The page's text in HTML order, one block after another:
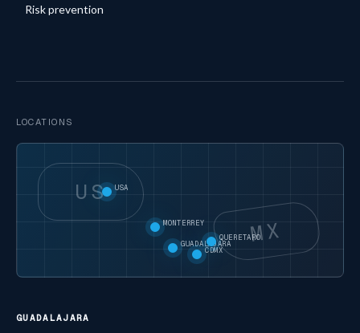
Risk prevention
LOCATIONS
US
MX
USA
MONTERREY
GUADALAJARA
CDMX
QUERETARO
GUADALAJARA